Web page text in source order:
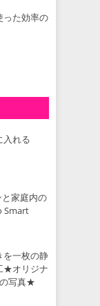
った効率の
入れる
家庭内の
Smart
を一枚の静
★オリジナ
写真★